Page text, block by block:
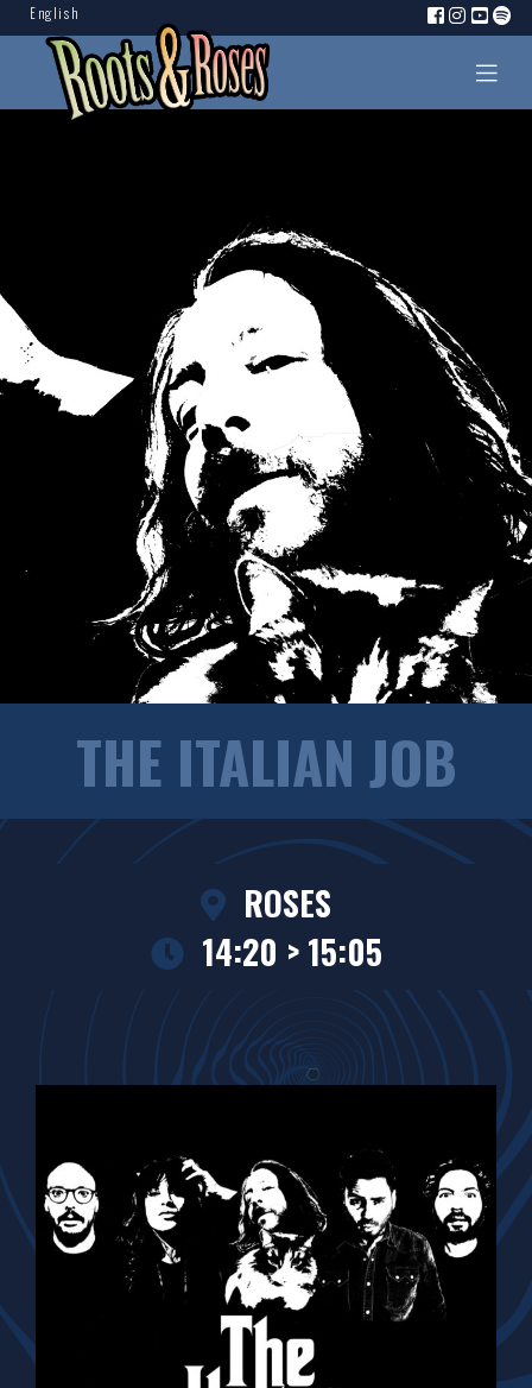
English
THE ITALIAN JOB
ROSES
14:20 > 15:05